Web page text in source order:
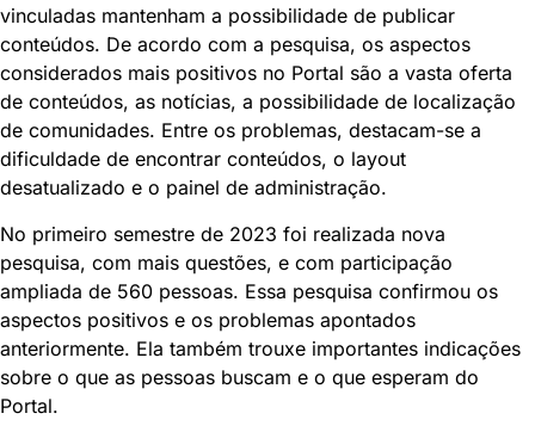
vinculadas mantenham a possibilidade de publicar
conteúdos. De acordo com a pesquisa, os aspectos
considerados mais positivos no Portal são a vasta oferta
de conteúdos, as notícias, a possibilidade de localização
de comunidades. Entre os problemas, destacam-se a
dificuldade de encontrar conteúdos, o layout
desatualizado e o painel de administração.
No primeiro semestre de 2023 foi realizada nova
pesquisa, com mais questões, e com participação
ampliada de 560 pessoas. Essa pesquisa confirmou os
aspectos positivos e os problemas apontados
anteriormente. Ela também trouxe importantes indicações
sobre o que as pessoas buscam e o que esperam do
Portal.